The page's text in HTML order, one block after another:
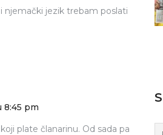
njemački jezik trebam poslati
8:45 pm
plate članarinu. Od sada pa